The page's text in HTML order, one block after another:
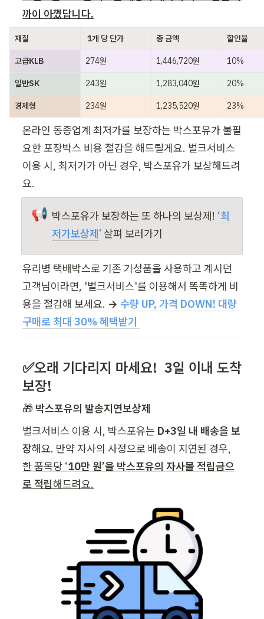
까이 아꼈답니다.
재질 1개 당 단가 총 금액 할인율
고급KLB 274원 1,446,720원 10%
일반SK 243원 1,283,040원 20%
경제형 234원 1,235,520원 23%
온라인 동종업계 최저가를 보장하는 박스포유가 불필
요한 포장박스 비용 절감을 해드릴게요. 벌크서비스
이용 시, 최저가가 아닌 경우, 박스포유가 보상해드려
요.
📢 박스포유가 보장하는 또 하나의 보상제! ‘최
저가보상제’ 살펴 보러가기
유리병 택배박스로 기존 기성품을 사용하고 계시던
고객님이라면, '벌크서비스'를 이용해서 똑똑하게 비
용을 절감해 보세요. → 수량 UP, 가격 DOWN! 대량
구매로 최대 30% 혜택받기
✅오래 기다리지 마세요!  3일 이내 도착
보장!
🎁 박스포유의 발송지연보상제
벌크서비스 이용 시, 박스포유는 D+3일 내 배송을 보
장
한 품목당 ‘10만 원’을 박스포유의 자사몰 적립금으
로 적립해드려요.